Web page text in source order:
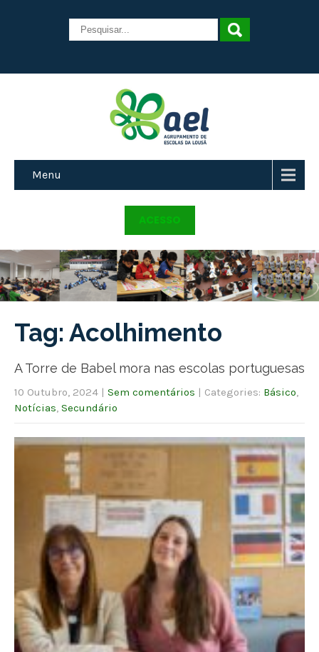
Menu
ACESSO
Tag: Acolhimento
A Torre de Babel mora nas escolas portuguesas
10 Outubro, 2024 | Sem comentários | Categories: Básico
Notícias Secundário